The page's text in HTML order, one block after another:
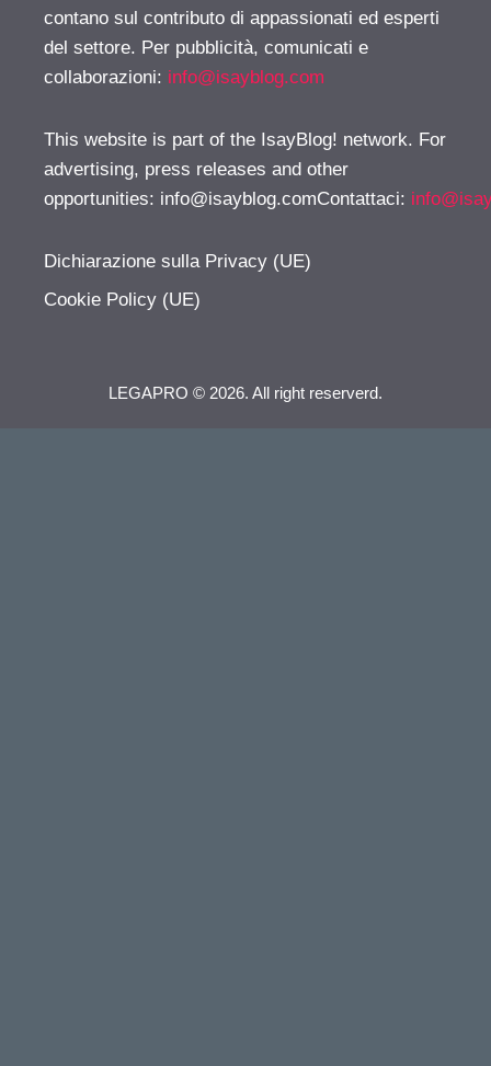
contano sul contributo di appassionati ed esperti
del settore. Per pubblicità, comunicati e
collaborazioni: info@isayblog.com
This website is part of the IsayBlog! network. For
advertising, press releases and other
opportunities: info@isayblog.comContattaci:
Dichiarazione sulla Privacy (UE)
Cookie Policy (UE)
LEGAPRO © 2026. All right reserverd.